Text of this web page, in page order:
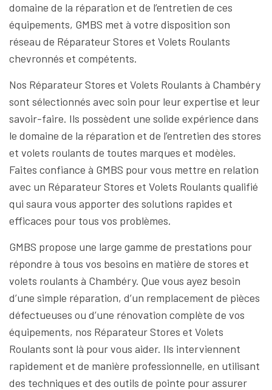
domaine de la réparation et de l’entretien de ces
équipements, GMBS met à votre disposition son
réseau de Réparateur Stores et Volets Roulants
chevronnés et compétents.
Nos Réparateur Stores et Volets Roulants à Chambéry
sont sélectionnés avec soin pour leur expertise et leur
savoir-faire. Ils possèdent une solide expérience dans
le domaine de la réparation et de l’entretien des stores
et volets roulants de toutes marques et modèles.
Faites confiance à GMBS pour vous mettre en relation
avec un Réparateur Stores et Volets Roulants qualifié
qui saura vous apporter des solutions rapides et
efficaces pour tous vos problèmes.
GMBS propose une large gamme de prestations pour
répondre à tous vos besoins en matière de stores et
volets roulants à Chambéry. Que vous ayez besoin
d’une simple réparation, d’un remplacement de pièces
défectueuses ou d’une rénovation complète de vos
équipements, nos Réparateur Stores et Volets
Roulants sont là pour vous aider. Ils interviennent
rapidement et de manière professionnelle, en utilisant
des techniques et des outils de pointe pour assurer